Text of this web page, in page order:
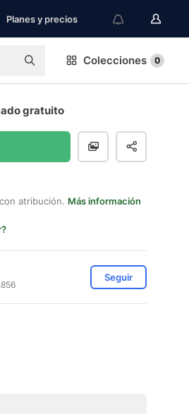
Planes y precios
Colecciones 0
gratuito
atribución. Más información
Seguir